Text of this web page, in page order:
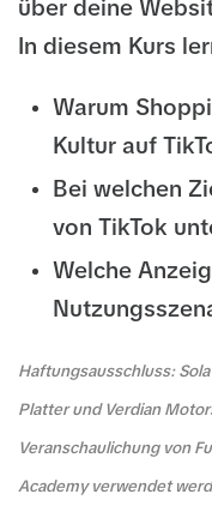
über deine
In diesem Kurs
Warum
Kultur auf
Bei welchen
von TikTok
Welche
Haftungsausschluss:
Platter und Verdian
Veranschaulichung von
Academy verwendet